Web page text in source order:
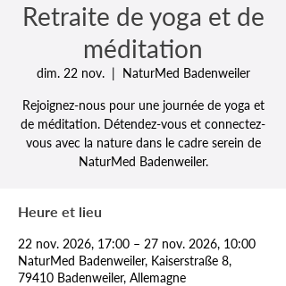
Retraite de yoga et de
méditation
dim. 22 nov.
  |
NaturMed Badenweiler
Rejoignez-nous pour une journée de yoga et
de méditation. Détendez-vous et connectez-
vous avec la nature dans le cadre serein de
NaturMed Badenweiler.
Heure et lieu
22 nov. 2026, 17:00 – 27 nov. 2026, 10:00
NaturMed Badenweiler, Kaiserstraße 8,
79410 Badenweiler, Allemagne